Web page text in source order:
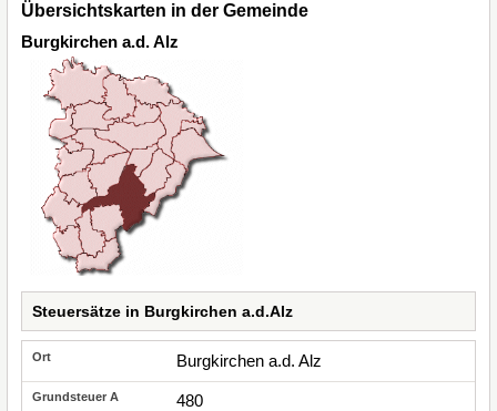
Übersichtskarten in der Gemeinde
Burgkirchen a.d. Alz
Steuersätze in Burgkirchen a.d.Alz
Burgkirchen a.d. Alz
480